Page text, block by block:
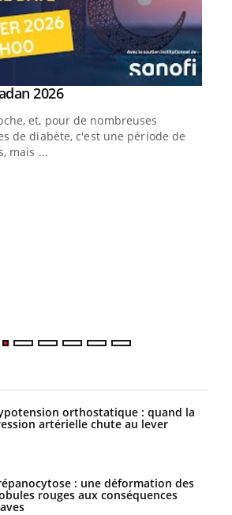
2026Youtube
et, pour de nombreuses
de diabète, c'est une période de
mais ...
orthostatique : quand la
artérielle chute au lever
: une déformation des
rouges aux conséquences